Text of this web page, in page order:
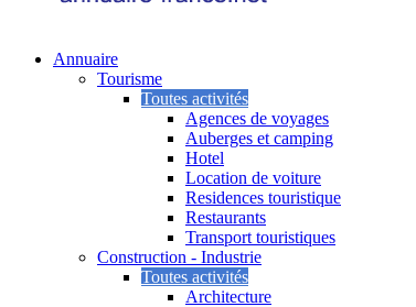
Annuaire
Tourisme
Toutes activités
Agences de voyages
Auberges et camping
Hotel
Location de voiture
Residences touristique
Restaurants
Transport touristiques
Construction - Industrie
Toutes activités
Architecture